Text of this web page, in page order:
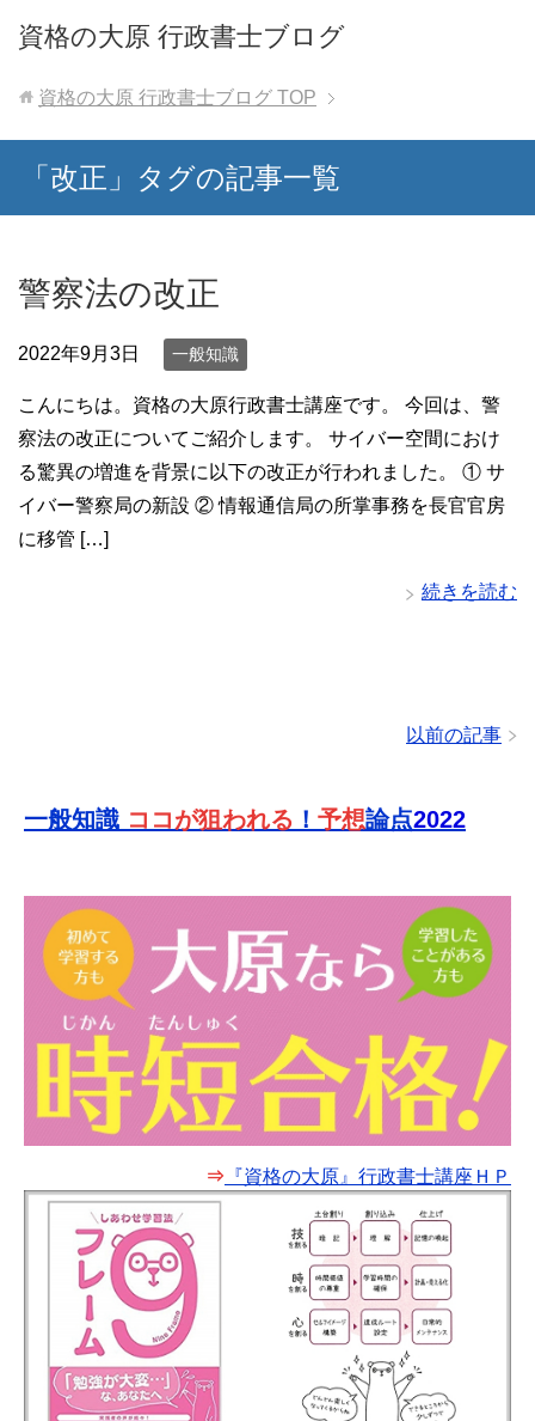
資格の大原 行政書士ブログ
資格の大原 行政書士ブログ TOP
「改正」タグの記事一覧
警察法の改正
2022年9月3日 一般知識
こんにちは。資格の大原行政書士講座です。 今回は、警
察法の改正についてご紹介します。 サイバー空間におけ
る驚異の増進を背景に以下の改正が行われました。 ① サ
イバー警察局の新設 ② 情報通信局の所掌事務を長官官房
に移管 […]
続きを読む
以前の記事
一般知識 ココが狙われる ！ 予想論点2022
⇒ 『資格の大原』行政書士講座ＨＰ